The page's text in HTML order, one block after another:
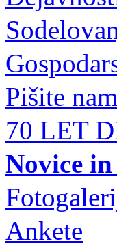
Pišite nam
70 LET
Novice
Ankete